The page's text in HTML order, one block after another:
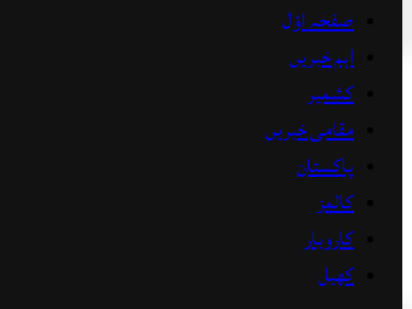
صفحہ اوّل
اہم خبریں
کشمیر
مقامی خبریں
پاکستان
کالمز
کاروبار
کھیل